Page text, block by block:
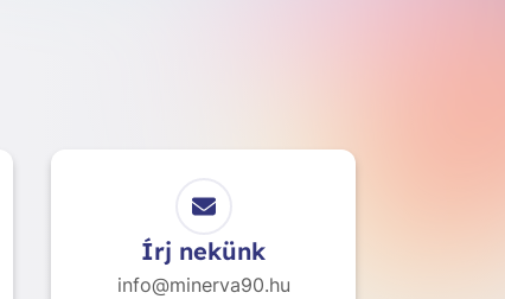
Írj nekünk
info@minerva90.hu